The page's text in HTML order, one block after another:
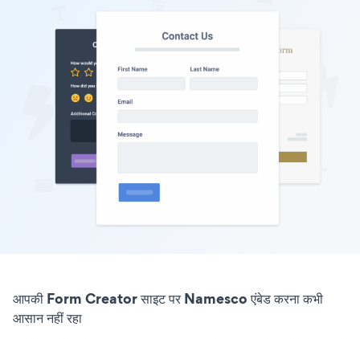
आपकी Form Creator साइट पर Namesco एंबेड करना कभी
आसान नहीं रहा